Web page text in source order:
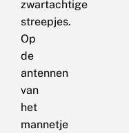
zwartachtige
streepjes.
Op
de
antennen
van
het
mannetje